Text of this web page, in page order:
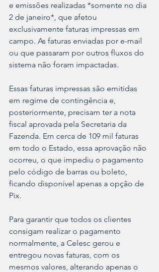
e emissões realizadas *somente no dia
2 de janeiro*, que afetou
exclusivamente faturas impressas em
campo. As faturas enviadas por e-mail
ou que passaram por outros fluxos do
sistema não foram impactadas.
Essas faturas impressas são emitidas
em regime de contingência e,
posteriormente, precisam ter a nota
fiscal aprovada pela Secretaria da
Fazenda. Em cerca de 109 mil faturas
em todo o Estado, essa aprovação não
ocorreu, o que impediu o pagamento
pelo código de barras ou boleto,
ficando disponível apenas a opção de
Pix.
Para garantir que todos os clientes
consigam realizar o pagamento
normalmente, a Celesc gerou e
entregou novas faturas, com os
mesmos valores, alterando apenas o